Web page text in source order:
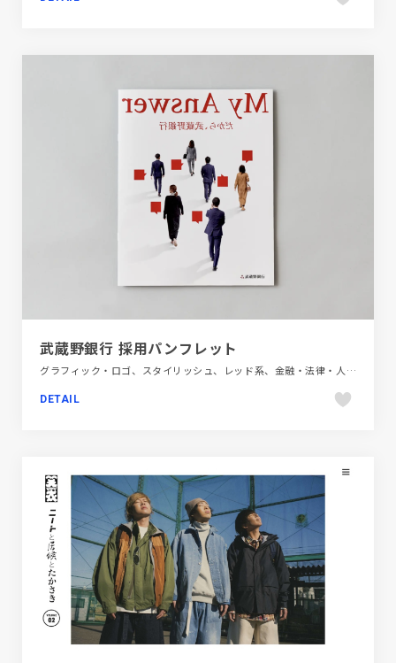
武蔵野銀行 採用パンフレット
グラフィック・ロゴ、スタイリッシュ、レッド系、金融・法律・人材・専門職
DETAIL